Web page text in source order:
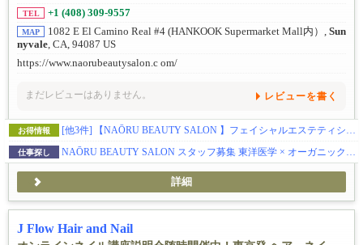
TEL +1 (408) 309-9557
MAP 1082 E El Camino Real #4 (HANKOOK Supermarket Mall内）, Sun
nyvale, CA, 94087 US
https://www.naorubeautysalon.c om/
まだレビューはありません。 レビューを書く
お得情報 [他3件] 【NAŌRU BEAUTY SALON 】フェイシャルエステティシャンの方へブースレントを提供しています（Sunnyvale）
仕事探し NAŌRU BEAUTY SALON スタッフ募集 東洋医学 × オーガニック美容 × 確かな技術 お客様に寄り添うサロンで、一緒に働きませんか？
詳細
J Flow Hair and Nail